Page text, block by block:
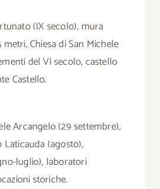
(IX secolo), mura
Chiesa di San Michele
del VI secolo, castello
Castello.
Arcangelo (29 settembre),
Laticauda (agosto),
luglio), laboratori
storiche.